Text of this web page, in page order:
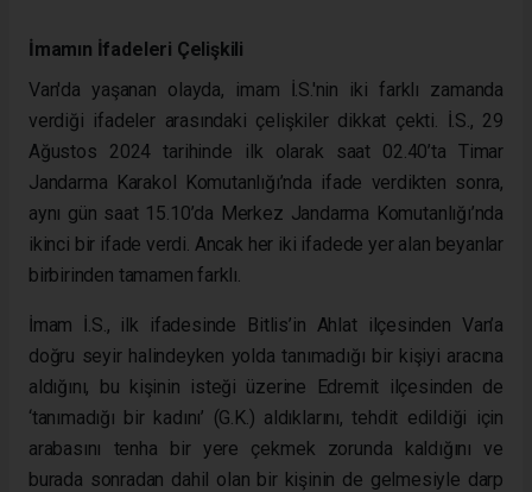
İmamın İfadeleri Çelişkili
Van'da yaşanan olayda, imam İ.S.'nin iki farklı zamanda
verdiği ifadeler arasındaki çelişkiler dikkat çekti. İ.S., 29
Ağustos 2024 tarihinde ilk olarak saat 02.40’ta Timar
Jandarma Karakol Komutanlığı’nda ifade verdikten sonra,
aynı gün saat 15.10’da Merkez Jandarma Komutanlığı’nda
ikinci bir ifade verdi. Ancak her iki ifadede yer alan beyanlar
birbirinden tamamen farklı.
İmam İ.S., ilk ifadesinde Bitlis’in Ahlat ilçesinden Van’a
doğru seyir halindeyken yolda tanımadığı bir kişiyi aracına
aldığını, bu kişinin isteği üzerine Edremit ilçesinden de
‘tanımadığı bir kadını’ (G.K.) aldıklarını, tehdit edildiği için
arabasını tenha bir yere çekmek zorunda kaldığını ve
burada sonradan dahil olan bir kişinin de gelmesiyle darp